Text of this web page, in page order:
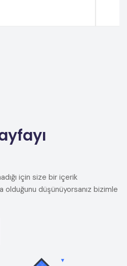
için size bir içerik
olduğunu düşünüyorsanız bizimle